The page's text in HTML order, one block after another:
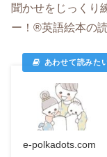
聞かせをじっくり
ー！®英語絵本の
e-polkadots.com